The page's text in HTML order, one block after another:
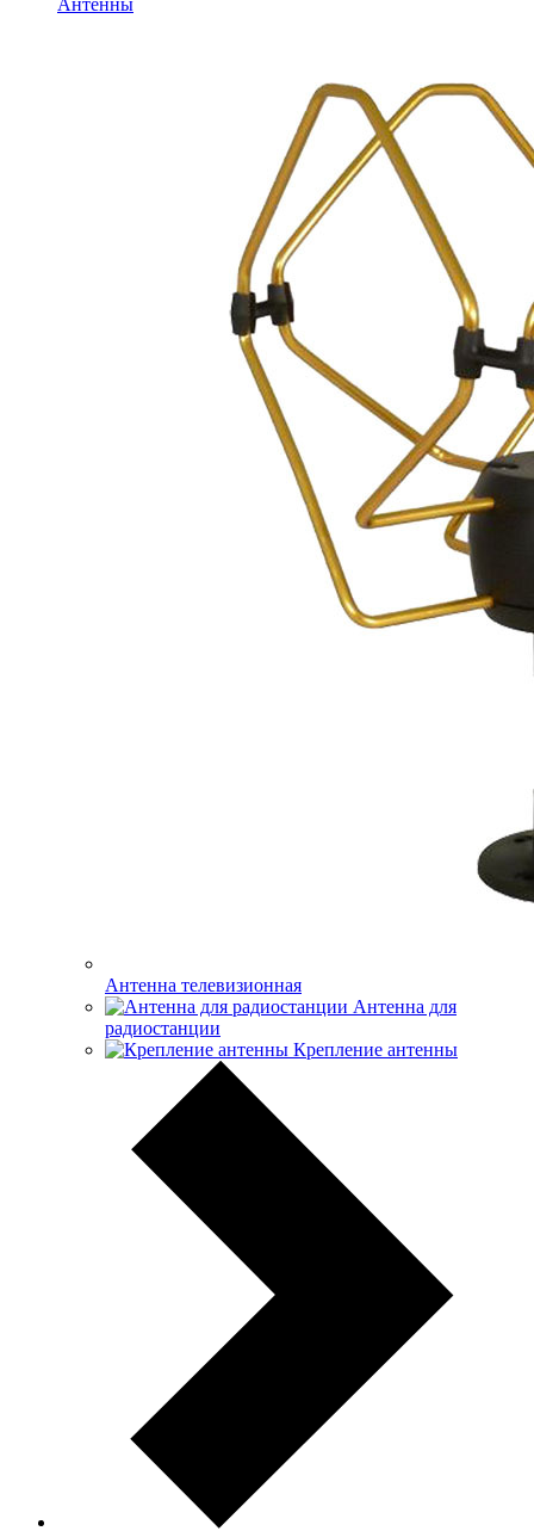
Антенна телевизионная
Антенна для
радиостанции
Крепление антенны